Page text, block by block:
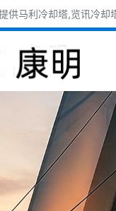
供马利冷却塔,览讯冷却